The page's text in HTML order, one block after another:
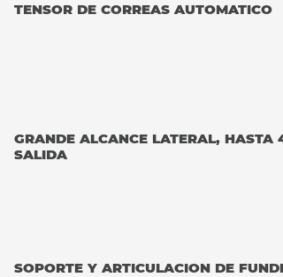
TENSOR DE CORREAS AUTOMATICO
GRANDE ALCANCE LATERAL, HASTA
SALIDA
SOPORTE Y ARTICULACION DE